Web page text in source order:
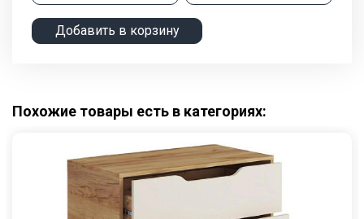
Добавить в корзину
Похожие товары есть в категориях: